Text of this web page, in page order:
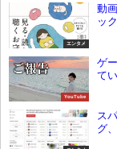
エンタメ
動
ッ
YouTube
ゲ
て
ス
グ